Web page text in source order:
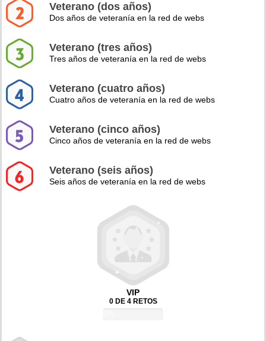
Veterano (dos años)
Dos años de veteranía en la red de webs
Veterano (tres años)
Tres años de veteranía en la red de webs
Veterano (cuatro años)
Cuatro años de veteranía en la red de webs
Veterano (cinco años)
Cinco años de veteranía en la red de webs
Veterano (seis años)
Seis años de veteranía en la red de webs
VIP
0 DE 4 RETOS